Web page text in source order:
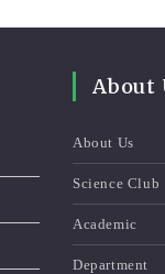
About
About Us
Science Club
Academic
Department